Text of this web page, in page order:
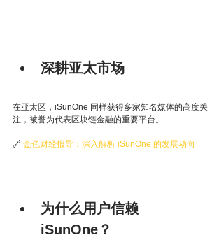
深耕亚太市场
在亚太区，iSunOne 同样获得多家知名媒体的高度关
注，被誉为代表区块链金融的重要平台。
🔗 金色财经报导：深入解析 iSunOne 的发展动向
为什么用户信赖
iSunOne？